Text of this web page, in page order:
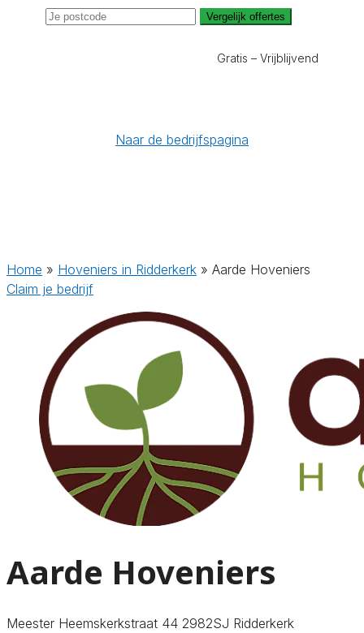
Vergelijk offertes
Gratis – Vrijblijvend
Naar de bedrijfspagina
Home » Hoveniers in Ridderkerk » Aarde Hoveniers
Claim je bedrijf
Aarde Hoveniers
Meester Heemskerkstraat 44 2982SJ Ridderkerk